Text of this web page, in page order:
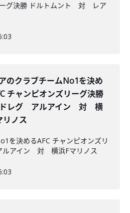
ーグ決勝 ドルトムント 対 レア
のクラブチームNo1を決め
チャンピオンズリーグ決勝
レグ アルアイン 対 横
リノス
を決めるAFC チャンピオンズリ
ルアイン 対 横浜Fマリノス